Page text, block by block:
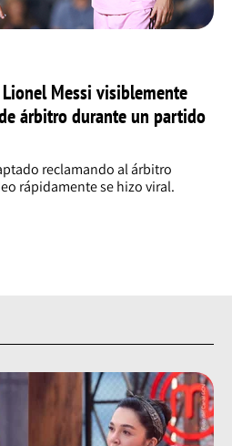
Messi visiblemente
árbitro durante un partido
reclamando al árbitro
rápidamente se hizo viral.